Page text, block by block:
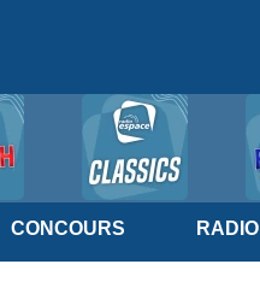
CONCOURS RADIO